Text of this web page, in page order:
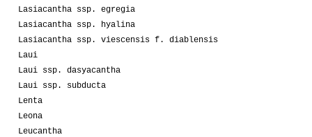
Lasiacantha ssp. egregia
Lasiacantha ssp. hyalina
Lasiacantha ssp. viescensis f. diablensis
Laui
Laui ssp. dasyacantha
Laui ssp. subducta
Lenta
Leona
Leucantha